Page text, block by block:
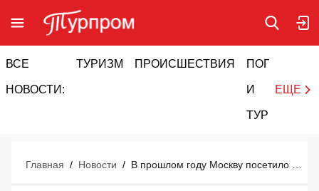
ВСЕ
НОВОСТИ:
ТУРИЗМ ПРОИСШЕСТВИЯ ПОГОДА
И
ТУРИЗМ
ЕЩЕ
Главная / Новости /